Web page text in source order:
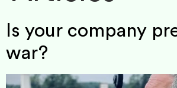
Is your company
war?